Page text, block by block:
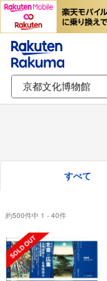
すべて
約500件中 1 - 40件